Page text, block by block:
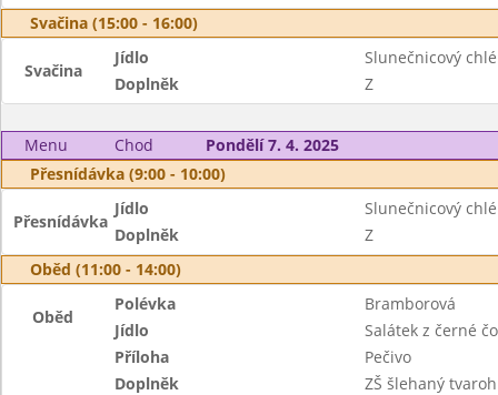
Svačina (15:00 - 16:00)
Svačina
Jídlo
Slunečnicový
Doplněk
Z
Menu Chod
Pondělí 7. 4. 2025
Přesnídávka (9:00 - 10:00)
Přesnídávka
Jídlo
Slunečnicový
Doplněk
Z
Oběd (11:00 - 14:00)
Oběd
Polévka
Bramborová
Jídlo
Salátek z černé
Příloha
Pečivo
Doplněk
ZŠ šlehaný tvaroh